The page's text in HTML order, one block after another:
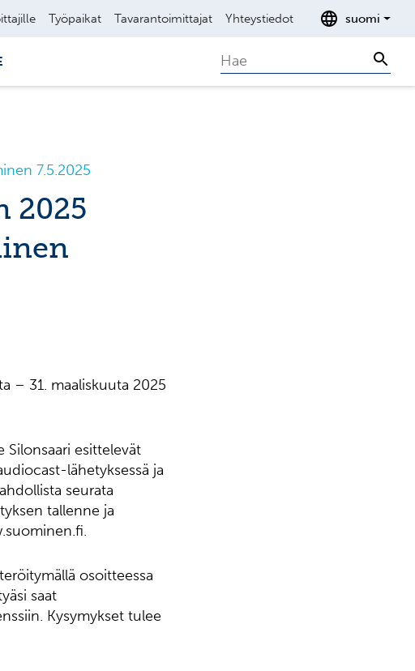
Työpaikat Tavarantoimittajat Yhteystiedot suomi
Search
7.5.2025
2025
– 31. maaliskuuta 2025
esittelevät
lähetyksessä ja
seurata
tallenne ja
osoitteessa
saat
Kysymykset tulee